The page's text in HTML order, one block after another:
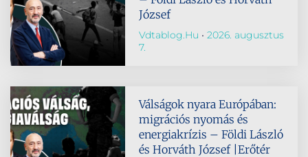
József
Vdtablog.hu
2026. augusztus
7.
Válságok nyara Európában:
migrációs nyomás és
energiakrízis – Földi László
és Horváth József |Erőtér